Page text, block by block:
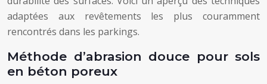
adaptées aux revêtements les plus couramment
rencontrés dans les parkings.
Méthode d’abrasion douce pour sols
en béton poreux